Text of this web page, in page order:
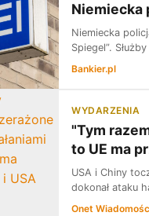
Niemiecka
Niemiecka
Spiegel”.
Bankier.pl
WYDARZENIA
"Tym
to UE ma
USA i Chiny
dokonał ataku
Onet